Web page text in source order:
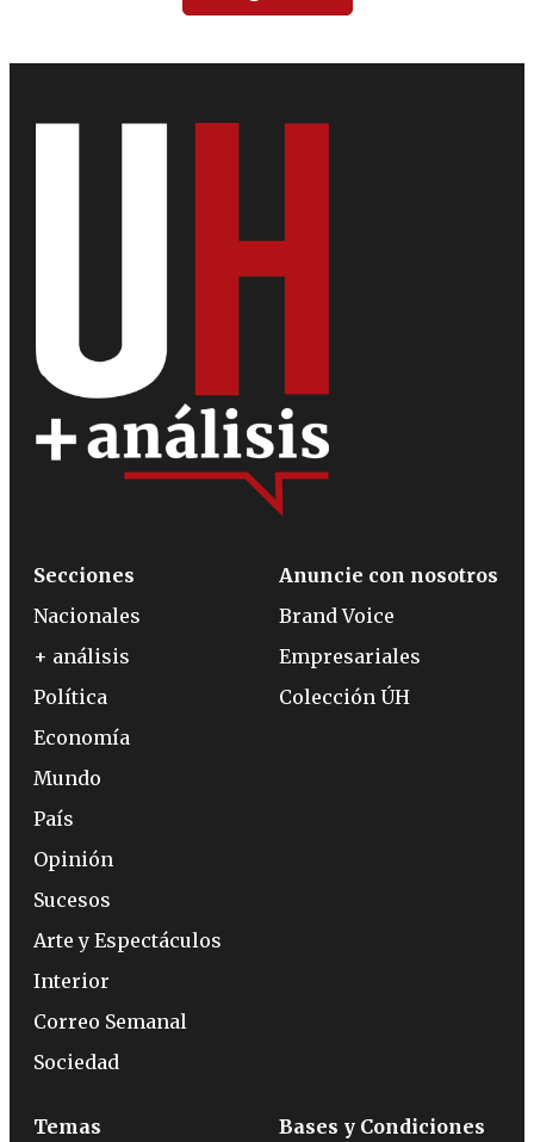
Secciones
Nacionales
+ análisis
Política
Economía
Mundo
País
Opinión
Sucesos
Arte y Espectáculos
Interior
Correo Semanal
Sociedad
Anuncie con nosotros
Brand Voice
Empresariales
Colección ÚH
Temas Bases y Condiciones